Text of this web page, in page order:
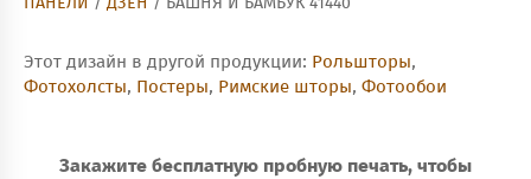
ПАНЕЛИ / ДЗЕН / БАШНЯ И БАМБУК 41440
Этот дизайн в другой продукции: Рольшторы,
Фотохолсты, Постеры, Римские шторы, Фотообои
Закажите бесплатную пробную печать, чтобы